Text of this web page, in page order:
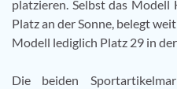
platzieren. Selbst das Modell
Platz an der Sonne, belegt
Modell lediglich Platz 29 in
Die beiden